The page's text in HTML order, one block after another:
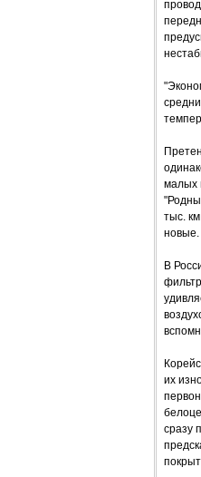
малых
тыс.
новые.
В
их
сразу